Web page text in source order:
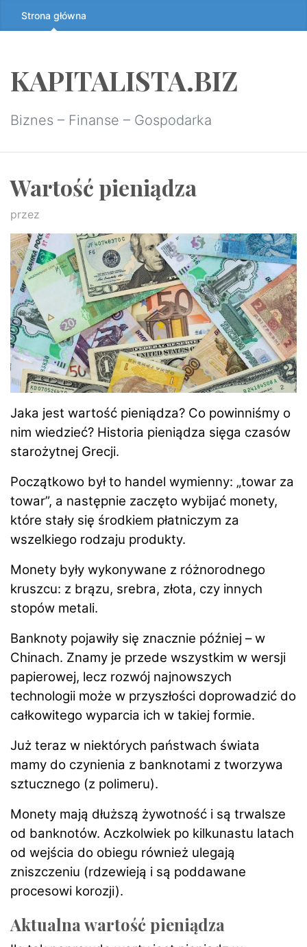
Przeskocz
do
Strona główna
KAPITALISTA.BIZ
Biznes – Finanse – Gospodarka
Wartość pieniądza
przez
Jaka jest wartość pieniądza? Co powinniśmy o
nim wiedzieć? Historia pieniądza sięga czasów
starożytnej Grecji.
Początkowo był to handel wymienny: „towar za
towar”, a następnie zaczęto wybijać monety,
które stały się środkiem płatniczym za
wszelkiego rodzaju produkty.
Monety były wykonywane z różnorodnego
kruszcu: z brązu, srebra, złota, czy innych
stopów metali.
Banknoty pojawiły się znacznie później – w
Chinach. Znamy je przede wszystkim w wersji
papierowej, lecz rozwój najnowszych
technologii może w przyszłości doprowadzić do
całkowitego wyparcia ich w takiej formie.
Już teraz w niektórych państwach świata
mamy do czynienia z banknotami z tworzywa
sztucznego (z polimeru).
Monety mają dłuższą żywotność i są trwalsze
od banknotów. Aczkolwiek po kilkunastu latach
od wejścia do obiegu również ulegają
zniszczeniu (rdzewieją i są poddawane
procesowi korozji).
Aktualna wartość pieniądza